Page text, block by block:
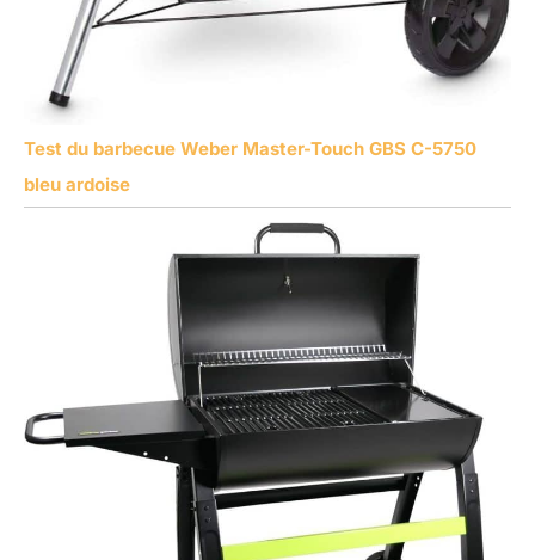
Test du barbecue Weber Master-Touch GBS C-5750
bleu ardoise